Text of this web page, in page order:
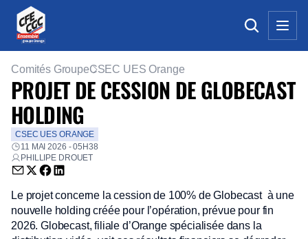
Comités GroupeCSEC UES Orange
PROJET DE CESSION DE GLOBECAST
HOLDING
CSEC UES ORANGE
11 MAI 2026 - 05H38
PHILLIPE DROUET
Envoyer par email (nouvelle fenêtre)
Partager sur Twitter (nouvelle fenêtre)
Partager sur Facebook (nouvelle fenêtre)
Partager sur LinkedIn (nouvelle fenêtre)
Le projet concerne la cession de 100% de Globecast à une
nouvelle holding créée pour l’opération, prévue pour fin
2026. Globecast, filiale d’Orange spécialisée dans la